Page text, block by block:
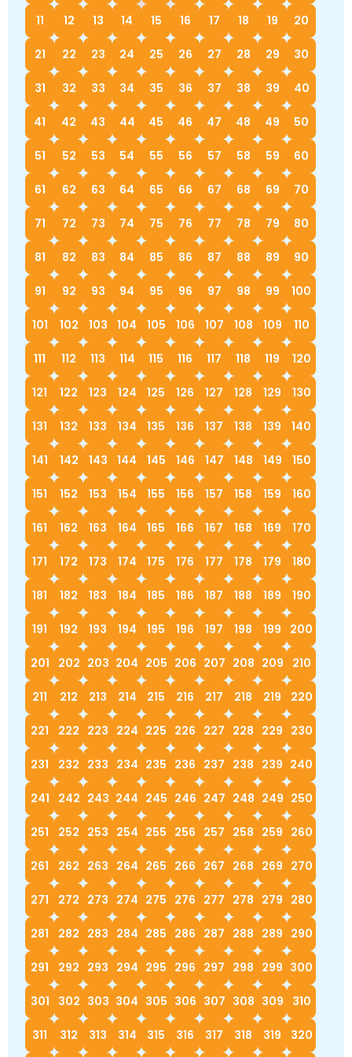
Немецкий язык
География
История
Биология
Технология
История
ОБЖ
География
11 12 13 14 15 16 17 18 19 20
21 22 23 24 25 26 27 28 29 30
31 32 33 34 35 36 37 38 39 40
41 42 43 44 45 46 47 48 49 50
51 52 53 54 55 56 57 58 59 60
61 62 63 64 65 66 67 68 69 70
71 72 73 74 75 76 77 78 79 80
81 82 83 84 85 86 87 88 89 90
91 92 93 94 95 96 97 98 99 100
101 102 103 104 105 106 107 108 109 110
111 112 113 114 115 116 117 118 119 120
121 122 123 124 125 126 127 128 129 130
131 132 133 134 135 136 137 138 139 140
141 142 143 144 145 146 147 148 149 150
151 152 153 154 155 156 157 158 159 160
161 162 163 164 165 166 167 168 169 170
171 172 173 174 175 176 177 178 179 180
181 182 183 184 185 186 187 188 189 190
191 192 193 194 195 196 197 198 199 200
201 202 203 204 205 206 207 208 209 210
211 212 213 214 215 216 217 218 219 220
221 222 223 224 225 226 227 228 229 230
231 232 233 234 235 236 237 238 239 240
241 242 243 244 245 246 247 248 249 250
251 252 253 254 255 256 257 258 259 260
261 262 263 264 265 266 267 268 269 270
271 272 273 274 275 276 277 278 279 280
281 282 283 284 285 286 287 288 289 290
291 292 293 294 295 296 297 298 299 300
301 302 303 304 305 306 307 308 309 310
311 312 313 314 315 316 317 318 319 320